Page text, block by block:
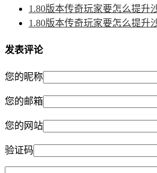
1.80版本传奇玩家要怎么提升
1.80版本传奇玩家要怎么提升
发表评论
您的昵称
您的邮箱
您的网站
验证码